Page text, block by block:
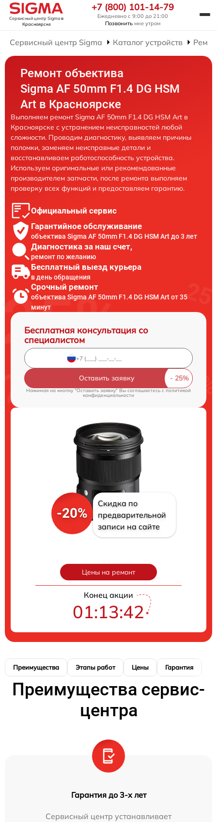
Сервисный центр Sigmaв
Красноярске
+7 (800) 101-14-79
Ежедневно с 9:00 до 21:00
Позвонить мне утром
Сервисный центр Sigma Каталог устройств
Ремонт объектива
Sigma AF 50mm F1.4 DG HSM
Art в Красноярске
Выполняем ремонт Sigma AF 50mm F1.4 DG HSM Art в
Красноярске с устранением неисправностей любой
сложности. Проводим диагностику, выявляем причины
поломки, заменяем неисправные детали и
восстанавливаем работоспособность устройства.
Используем оригинальные или рекомендованные
производителем запчасти, после ремонта выполняем
проверку всех функций и предоставляем гарантию.
Официальный сервис
Гарантийное обслуживание
объектива Sigma AF 50mm F1.4 DG HSM Art до 3 лет
Диагностика за наш счет,
ремонт по желанию
Бесплатный выезд курьера
в день обращения
Срочный ремонт
объектива Sigma AF 50mm F1.4 DG HSM Art от 35
минут
Бесплатная консультация со
специалистом
Оставить заявку
Нажимая на кнопку "Оставить заявку" Вы соглашаетесь c политикой
конфиденциальности
-20%
Скидка по
предварительной
записи на сайте
Цены на ремонт
Конец акции
01:13:41
Преимущества Этапы работ Цены Гарантия
Преимущества сервис-
центра
Гарантия до 3-х лет
Сервисный центр устанавливает